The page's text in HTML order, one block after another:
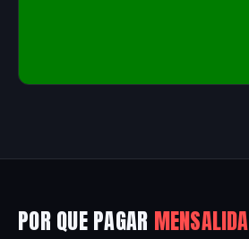
POR QUE PAGAR